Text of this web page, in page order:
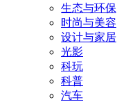
生态与环保
时尚与美容
设计与家居
光影
科玩
科普
汽车